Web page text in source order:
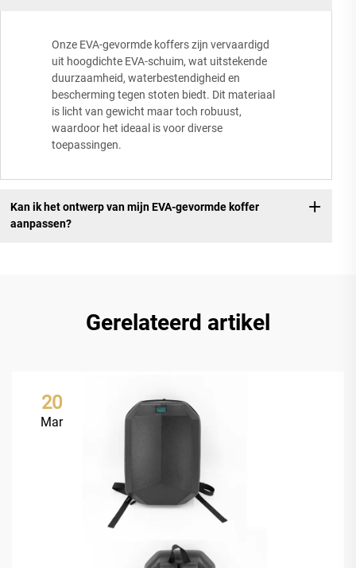
Onze EVA-gevormde koffers zijn vervaardigd
uit hoogdichte EVA-schuim, wat uitstekende
duurzaamheid, waterbestendigheid en
bescherming tegen stoten biedt. Dit materiaal
is licht van gewicht maar toch robuust,
waardoor het ideaal is voor diverse
toepassingen.
Kan ik het ontwerp van mijn EVA-gevormde koffer
aanpassen?
Gerelateerd artikel
20
Mar